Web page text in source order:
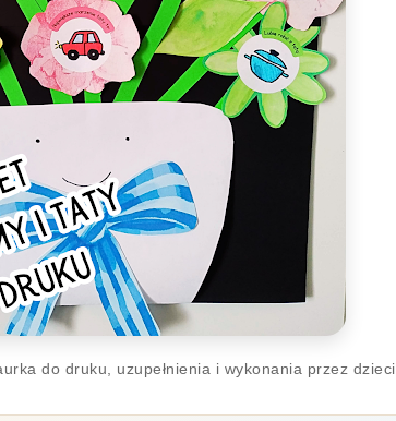
do druku, uzupełnienia i wykonania przez dzieci